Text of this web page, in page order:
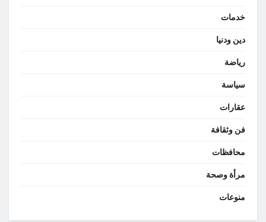
خدمات
دين ودنيا
رياضة
سياسة
عقارات
فن وثقافة
محافظات
مرأة وصحة
منوعات